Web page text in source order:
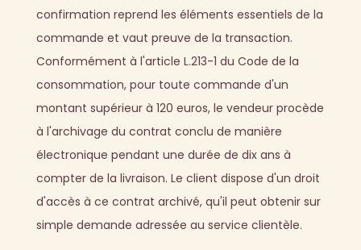
confirmation reprend les éléments essentiels de la
commande et vaut preuve de la transaction.
Conformément à l'article L.213-1 du Code de la
consommation, pour toute commande d'un
montant supérieur à 120 euros, le vendeur procède
à l'archivage du contrat conclu de manière
électronique pendant une durée de dix ans à
compter de la livraison. Le client dispose d'un droit
d'accès à ce contrat archivé, qu'il peut obtenir sur
simple demande adressée au service clientèle.